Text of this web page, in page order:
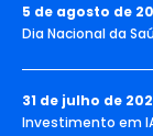
5 de agosto de
Dia Nacional da
31 de julho de
Investimento em